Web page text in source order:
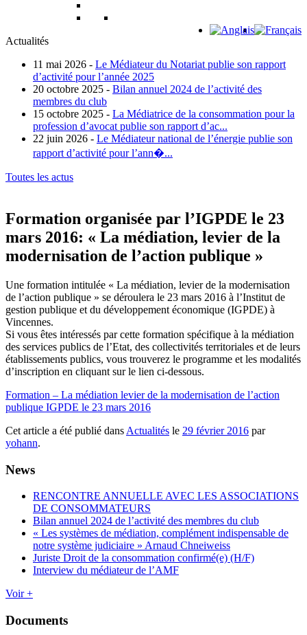
Actualités
11 mai 2026 - Le Médiateur du Notariat publie son rapport
d’activité pour l’année 2025
20 octobre 2025 - Bilan annuel 2024 de l’activité des
membres du club
15 octobre 2025 - La Médiatrice de la consommation pour la
profession d’avocat publie son rapport d’ac...
22 juin 2026 - Le Médiateur national de l’énergie publie son
rapport d’activité pour l’ann�...
Toutes les actus
Formation organisée par l’IGPDE le 23
mars 2016: « La médiation, levier de la
modernisation de l’action publique »
Une formation intitulée « La médiation, levier de la modernisation
de l’action publique » se déroulera le 23 mars 2016 à l’Institut de
gestion publique et du développement économique (IGPDE) à
Vincennes.
Si vous êtes intéressés par cette formation spécifique à la médiation
des services publics de l’Etat, des collectivités territoriales et de leurs
établissements publics, vous trouverez le programme et les modalités
d’inscription en cliquant sur le lien ci-dessous.
Formation – La médiation levier de la modernisation de l’action
publique IGPDE le 23 mars 2016
Cet article a été publié dans Actualités le 29 février 2016 par
yohann.
News
RENCONTRE ANNUELLE AVEC LES ASSOCIATIONS
DE CONSOMMATEURS
Bilan annuel 2024 de l’activité des membres du club
« Les systèmes de médiation, complément indispensable de
notre système judiciaire » Arnaud Chneiweiss
Juriste Droit de la consommation confirmé(e) (H/F)
Interview du médiateur de l’AMF
Voir +
Documents